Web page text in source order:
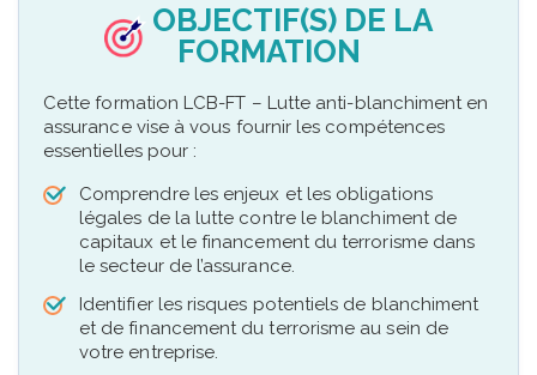
OBJECTIF(S) DE LA
FORMATION
Cette formation LCB-FT – Lutte anti-blanchiment en
assurance vise à vous fournir les compétences
essentielles pour :
Comprendre les enjeux et les obligations
légales de la lutte contre le blanchiment de
capitaux et le financement du terrorisme dans
le secteur de l’assurance.
Identifier les risques potentiels de blanchiment
et de financement du terrorisme au sein de
votre entreprise.